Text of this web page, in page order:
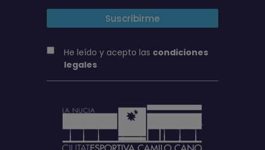
He leído y acepto las condiciones
legales